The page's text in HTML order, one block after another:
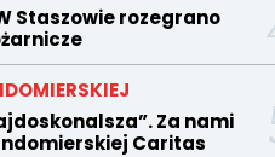
Staszowie rozegrano
Za nami
Caritas